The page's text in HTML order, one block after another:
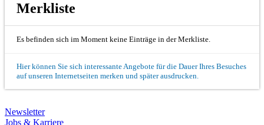
Merkliste
Es befinden sich im Moment keine Einträge in der Merkliste.
Hier können Sie sich interessante Angebote für die Dauer Ihres Besuches
auf unseren Internetseiten merken und später ausdrucken.
Newsletter
Jobs & Karriere